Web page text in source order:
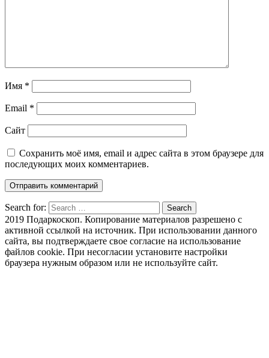
Имя *
Email *
Сайт
Сохранить моё имя, email и адрес сайта в этом браузере для
последующих моих комментариев.
Search for: Search
2019 Подаркоскоп. Копирование материалов разрешено с
активной ссылкой на источник. При использовании данного
сайта, вы подтверждаете свое согласие на использование
файлов cookie. При несогласии установите настройки
браузера нужным образом или не используйте сайт.